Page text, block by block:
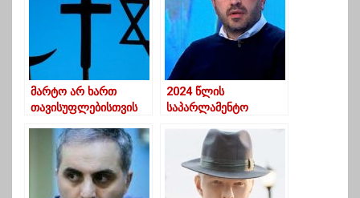
მარტო არ ხართ
თავისუფლებისთვის
ამერიკელი
სასულიერო პირების
წერილი ქართველებს
2024 წლის
საპარლამენტო
თანახმა ვართ 5-დან 3
პროცენტამდე
ჩამოწევაზე